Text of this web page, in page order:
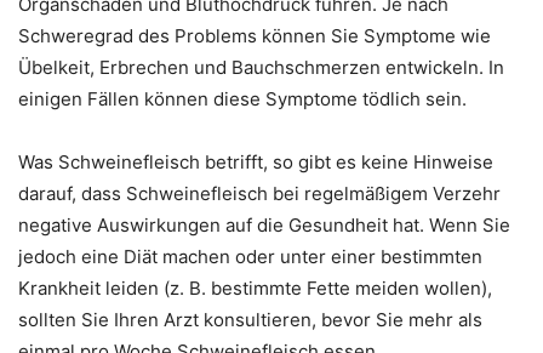
Schweregrad des Problems können Sie Symptome wie
Übelkeit, Erbrechen und Bauchschmerzen entwickeln. In
einigen Fällen können diese Symptome tödlich sein.
Was Schweinefleisch betrifft, so gibt es keine Hinweise
darauf, dass Schweinefleisch bei regelmäßigem Verzehr
negative Auswirkungen auf die Gesundheit hat. Wenn Sie
jedoch eine Diät machen oder unter einer bestimmten
Krankheit leiden (z. B. bestimmte Fette meiden wollen),
sollten Sie Ihren Arzt konsultieren, bevor Sie mehr als